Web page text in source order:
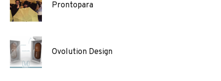
Prontopara
Ovolution Design